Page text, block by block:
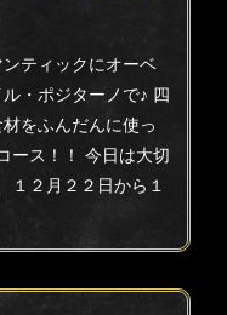
ティックにオーベ
・ポジターノで♪ 四
をふんだんに使っ
ース！！ 今日は大切
１２月２２日から１